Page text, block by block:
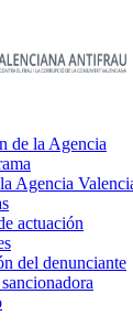
de la Agencia
Agencia
actuación
del denunciante